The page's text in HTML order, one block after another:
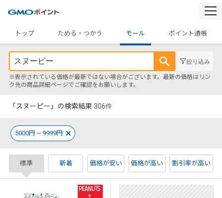
トップ
ためる・つかう モール ポイント通帳
絞り込み
※表示されている価格が最新ではない場合がございます。最新の価格はリン
ク先の商品詳細ページでご確認をお願いします。
「スヌーピー」の検索結果 306件
5000円 ~ 9999円
標準 新着 価格が安い 価格が高い 割引率が高い